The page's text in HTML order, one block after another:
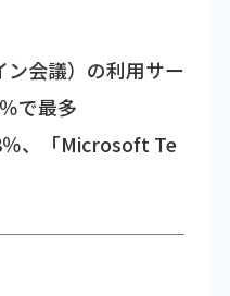
会議）の利用サー
で最多
、「Microsoft Te